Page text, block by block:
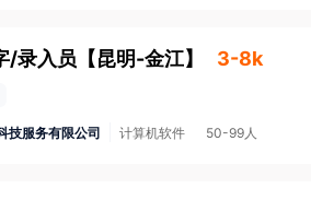
/录入员 【昆明-金江】 3-8k
技服务有限公司 计算机软件 50-99人